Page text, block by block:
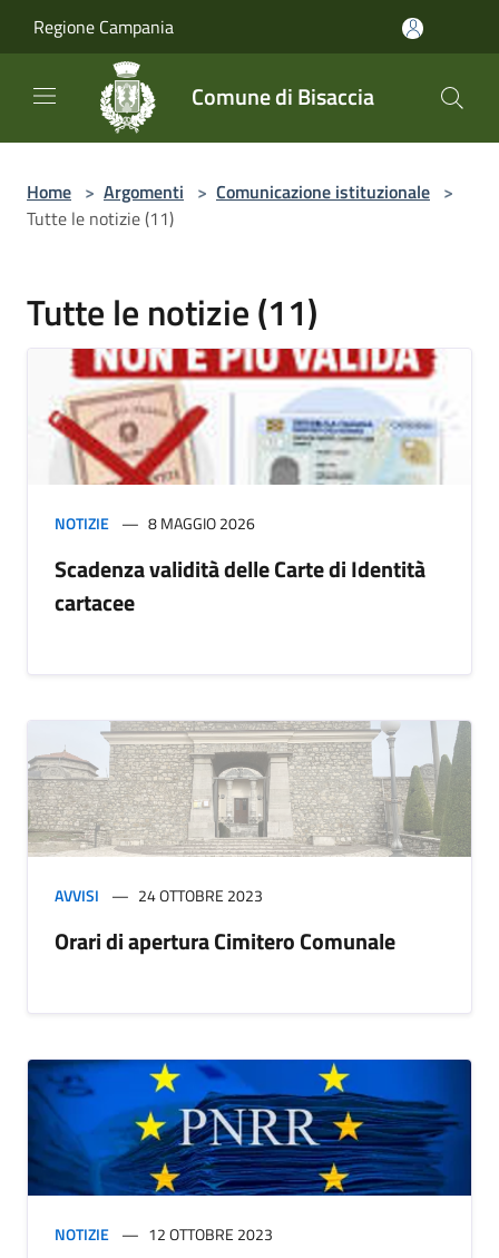
Regione Campania
Comune di Bisaccia
Home > Argomenti > Comunicazione istituzionale >
Tutte le notizie (11)
Tutte le notizie (11)
NOTIZIE 8 MAGGIO 2026
Scadenza validità delle Carte di Identità
cartacee
AVVISI 24 OTTOBRE 2023
Orari di apertura Cimitero Comunale
NOTIZIE 12 OTTOBRE 2023